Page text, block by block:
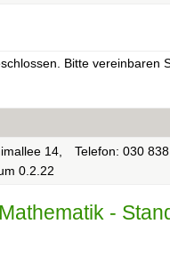
Bitte vereinbaren
14,
0.2.22
Telefon: 030
-